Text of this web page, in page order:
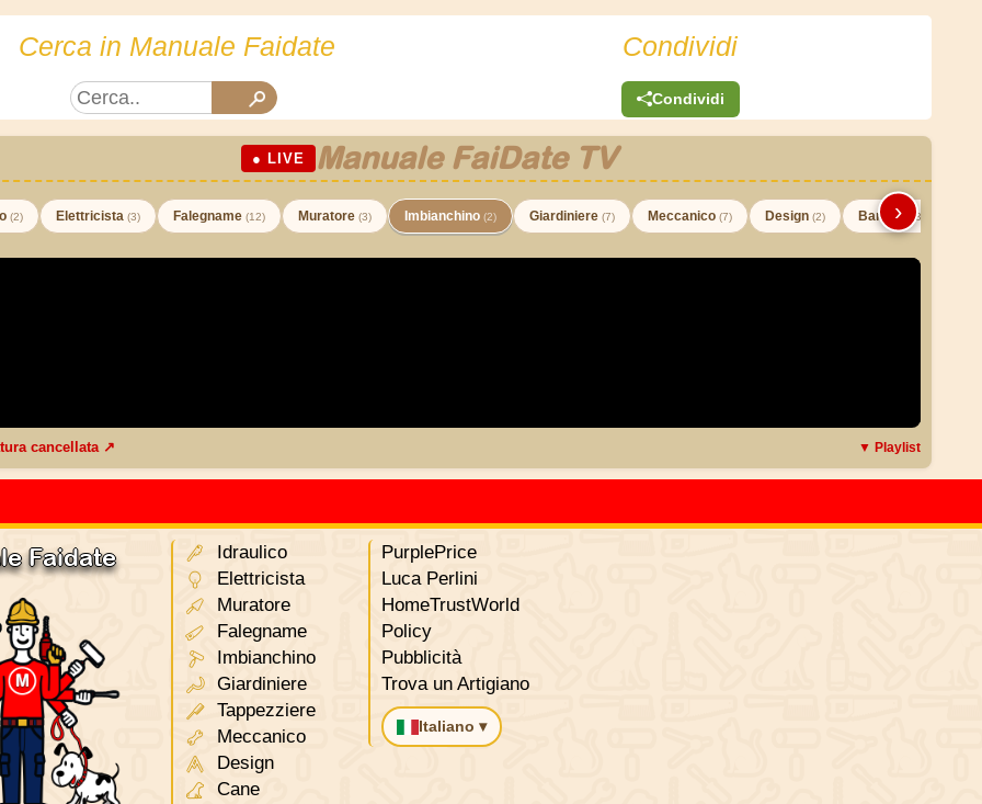
Cerca in Manuale Faidate Condividi
Condividi
● LIVE Manuale FaiDate TV
(2) Elettricista (3) Falegname (12) Muratore (3) Imbianchino (2) Giardiniere (7) Meccanico (7) Design (2) Barman (3)
›
cancellata ↗ ▼ Playlist
Faidate
Idraulico
Elettricista
Muratore
Falegname
Imbianchino
Giardiniere
Tappezziere
Meccanico
Design
Cane
PurplePrice
Luca Perlini
HomeTrustWorld
Policy
Pubblicità
Trova un Artigiano
Italiano ▾